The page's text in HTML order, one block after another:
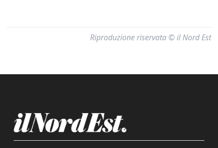
Riproduzione riservata © il Nord Est